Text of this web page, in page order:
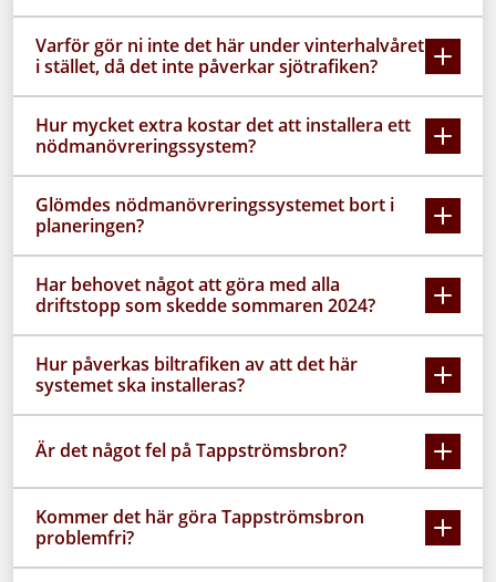
Varför gör ni inte det här under vinterhalvåret
i stället, då det inte påverkar sjötrafiken?
Hur mycket extra kostar det att installera ett
nödmanövreringssystem?
Glömdes nödmanövreringssystemet bort i
planeringen?
Har behovet något att göra med alla
driftstopp som skedde sommaren 2024?
Hur påverkas biltrafiken av att det här
systemet ska installeras?
Är det något fel på Tappströmsbron?
Kommer det här göra Tappströmsbron
problemfri?